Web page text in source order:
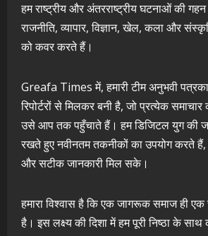
हम राष्ट्रीय और अंतरराष्ट्रीय घटनाओं की गहन
राजनीति, व्यापार, विज्ञान, खेल, कला और
को कवर करते हैं।
Greafa Times में, हमारी टीम अनुभवी
रिपोर्टरों से मिलकर बनी है, जो प्रत्येक
उसे आप तक पहुँचाते हैं। हम डिजिटल युग की
रखते हुए नवीनतम तकनीकों का उपयोग करते हैं,
और सटीक जानकारी मिल सके।
हमारा विश्वास है कि एक जागरूक समाज ही
है। इस लक्ष्य की दिशा में हम पूरी निष्ठा के